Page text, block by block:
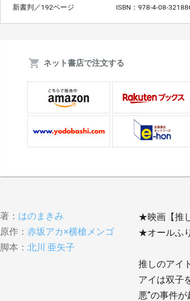
新書判／192ページ
ISBN：978-4-08-
ネット書店で注文する
著： はのまきみ
原作： 赤坂アカ×横槍メンゴ
脚本： 北川 亜矢子
★映画【推
★オールふ
推しのアイ
アイは双子
悪”の事件が